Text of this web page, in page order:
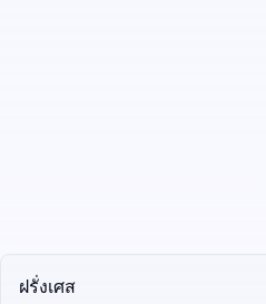
ฝรั่งเศส